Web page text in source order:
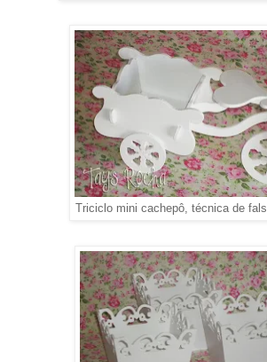
Triciclo mini cachepô, técnica de